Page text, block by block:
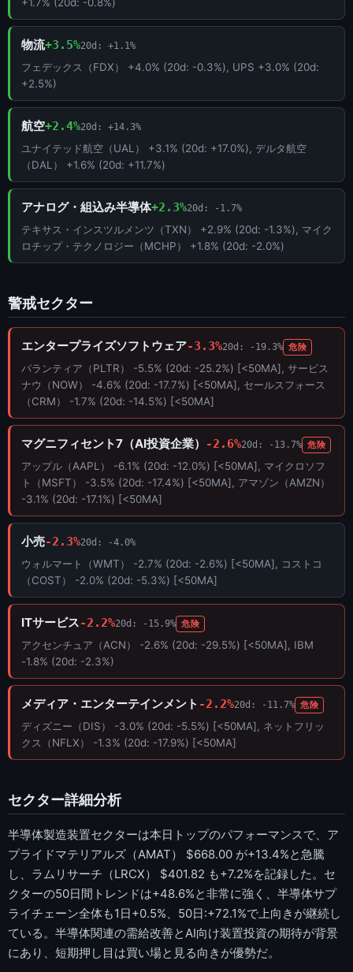
+1.7% (20d: -0.8%)
物流+3.5%20d: +1.1%
フェデックス（FDX） +4.0% (20d: -0.3%), UPS +3.0% (20d:
+2.5%)
航空+2.4%20d: +14.3%
ユナイテッド航空（UAL） +3.1% (20d: +17.0%), デルタ航空
（DAL） +1.6% (20d: +11.7%)
アナログ・組込み半導体+2.3%20d: -1.7%
テキサス・インスツルメンツ（TXN） +2.9% (20d: -1.3%), マイク
ロチップ・テクノロジー（MCHP） +1.8% (20d: -2.0%)
警戒セクター
エンタープライズソフトウェア-3.3%20d: -19.3% 危険
パランティア（PLTR） -5.5% (20d: -25.2%) [<50MA], サービス
ナウ（NOW） -4.6% (20d: -17.7%) [<50MA], セールスフォース
（CRM） -1.7% (20d: -14.5%) [<50MA]
マグニフィセント7（AI投資企業） -2.6%20d: -13.7% 危険
アップル（AAPL） -6.1% (20d: -12.0%) [<50MA], マイクロソフ
ト（MSFT） -3.5% (20d: -17.4%) [<50MA], アマゾン（AMZN）
-3.1% (20d: -17.1%) [<50MA]
小売-2.3%20d: -4.0%
ウォルマート（WMT） -2.7% (20d: -2.6%) [<50MA], コストコ
（COST） -2.0% (20d: -5.3%) [<50MA]
ITサービス-2.2%20d: -15.9% 危険
アクセンチュア（ACN） -2.6% (20d: -29.5%) [<50MA], IBM
-1.8% (20d: -2.3%)
メディア・エンターテインメント -2.2%20d: -11.7% 危険
ディズニー（DIS） -3.0% (20d: -5.5%) [<50MA], ネットフリッ
クス（NFLX） -1.3% (20d: -17.9%) [<50MA]
セクター詳細分析
半導体製造装置セクターは本日トップのパフォーマンスで、ア
プライドマテリアルズ（AMAT） $668.00 が+13.4%と急騰
し、ラムリサーチ（LRCX） $401.82 も+7.2%を記録した。セ
クターの50日間トレンドは+48.6%と非常に強く、半導体サプ
ライチェーン全体も1日+0.5%、50日:+72.1%で上向きが継続し
ている。半導体関連の需給改善とAI向け装置投資の期待が背景
にあり、短期押し目は買い場と見る向きが優勢だ。